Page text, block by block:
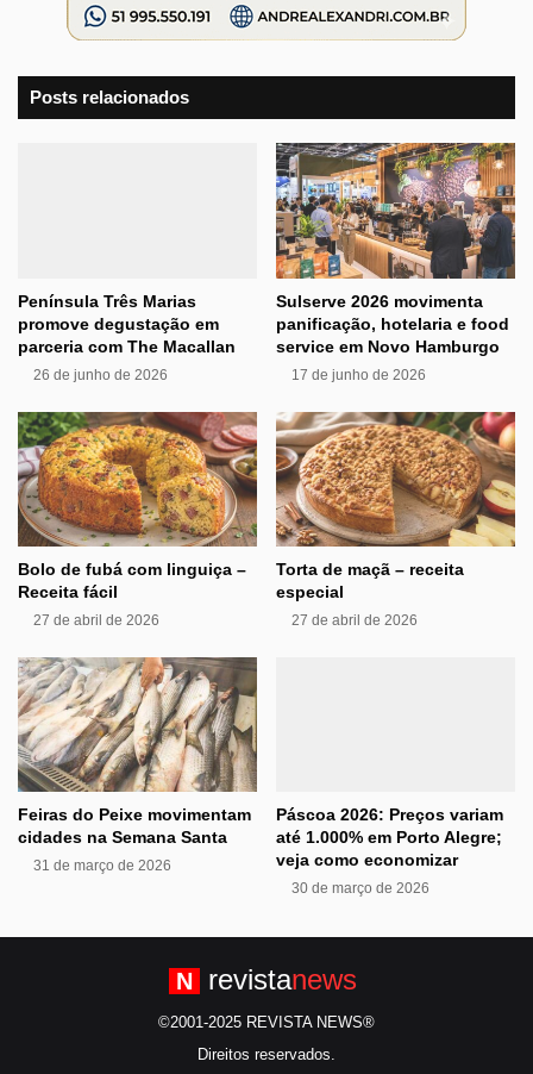
Posts relacionados
Península Três Marias
promove degustação em
parceria com The Macallan
26 de junho de 2026
Sulserve 2026 movimenta
panificação, hotelaria e food
service em Novo Hamburgo
17 de junho de 2026
Bolo de fubá com linguiça –
Receita fácil
27 de abril de 2026
Torta de maçã – receita
especial
27 de abril de 2026
Feiras do Peixe movimentam
cidades na Semana Santa
31 de março de 2026
Páscoa 2026: Preços variam
até 1.000% em Porto Alegre;
veja como economizar
30 de março de 2026
N revistanews
©2001-2025 REVISTA NEWS®
Direitos reservados.